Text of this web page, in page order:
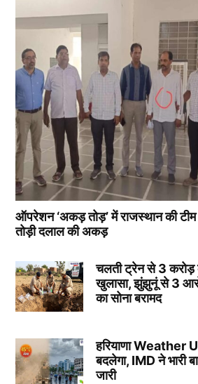
ऑपरेशन ‘अकड़ तोड़’ में राजस्थान की टीम
तोड़ी दलाल की अकड़
चलती ट्रेन से 3 करोड़
खुलासा, झुंझुनूं से 3
का सोना बरामद
हरियाणा Weather
बदलेगा, IMD ने भारी
जारी